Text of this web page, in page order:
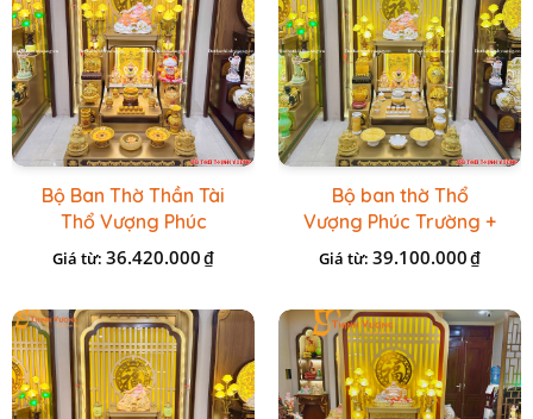
Bộ Ban Thờ Thần Tài
Thổ Vượng Phúc
Trường + Bộ Đồ Sứ
Cao Cấp Gấm Vàng
Giá từ: 36.420.000₫
Bộ ban thờ Thổ
Vượng Phúc Trường +
Đồ Sứ Vàng Đá Cao
Giá từ: 39.100.000₫